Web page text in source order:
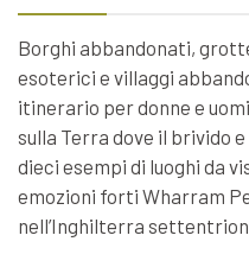
Borghi abbandonati,
esoterici e villaggi
itinerario per donne e
sulla Terra dove il brivido
dieci esempi di luoghi da
emozioni forti Wharram
nell’Inghilterra